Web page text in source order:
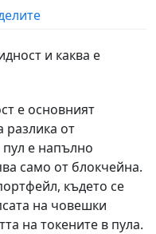
и каква е
е основният
разлика от
е напълно
само от блокчейна.
където се
на човешки
на токените в пула.